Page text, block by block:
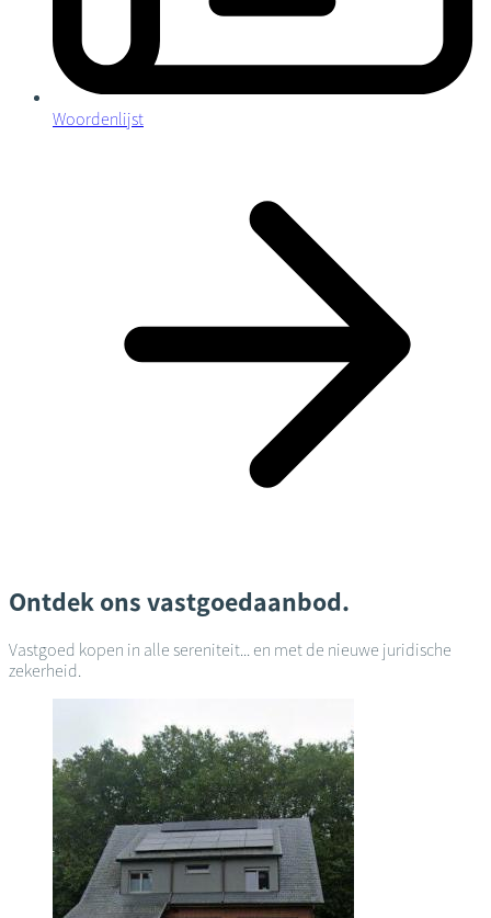
Woordenlijst
Ontdek ons vastgoedaanbod.
Vastgoed kopen in alle sereniteit... en met de nieuwe juridische
zekerheid.